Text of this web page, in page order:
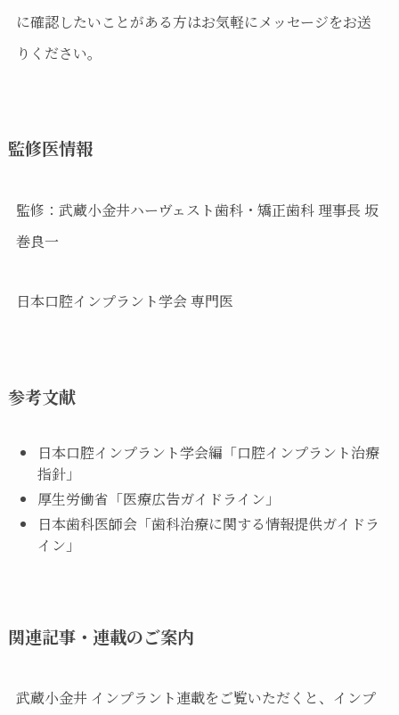
に確認したいことがある方はお気軽にメッセージをお送
りください。
監修医情報
監修：武蔵小金井ハーヴェスト歯科・矯正歯科 理事長 坂
巻良一
日本口腔インプラント学会 専門医
参考文献
日本口腔インプラント学会編「口腔インプラント治療
指針」
厚生労働省「医療広告ガイドライン」
日本歯科医師会「歯科治療に関する情報提供ガイドラ
イン」
関連記事・連載のご案内
武蔵小金井 インプラント連載をご覧いただくと、インプ